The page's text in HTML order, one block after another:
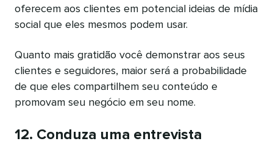
oferecem aos clientes em potencial ideias de mídia
social que eles mesmos podem usar.
Quanto mais gratidão você demonstrar aos seus
clientes e seguidores, maior será a probabilidade
de que eles compartilhem seu conteúdo e
promovam seu negócio em seu nome.
12. Conduza uma entrevista